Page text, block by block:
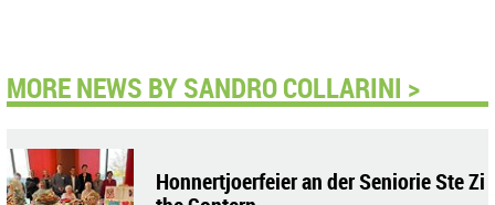
MORE NEWS BY SANDRO COLLARINI >
Honnertjoerfeier an der Seniorie Ste Zi